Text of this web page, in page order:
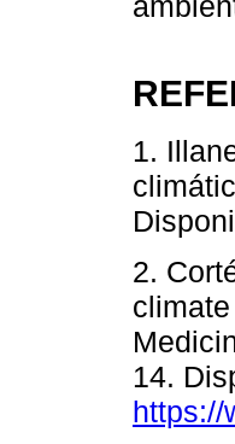
1.
2.
14.
https://